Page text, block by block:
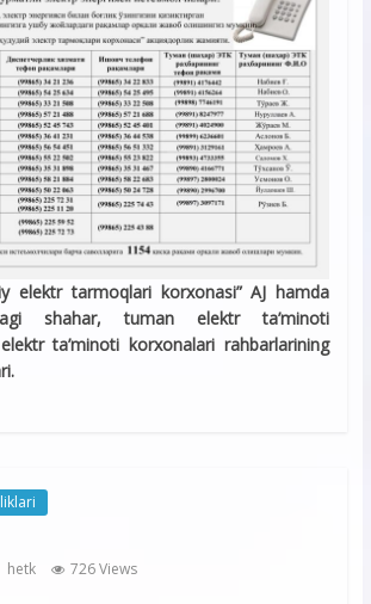
elektr tarmoqlari korxonasi” AJ hamda
shahar, tuman elektr ta’minoti
ta’minoti korxonalari rahbarlarining
hetk 726 Views